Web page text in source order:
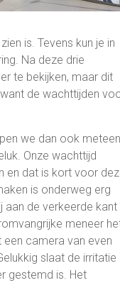
is. Tevens kun je in
Na deze drie
te bekijken, maar dit
de wachttijden
we dan ook meteen
Onze wachttijd
en dat is kort voor
is onderweg erg
aan de verkeerde kant
meneer
camera van even
slaat de irritatie
gestemd is. Het